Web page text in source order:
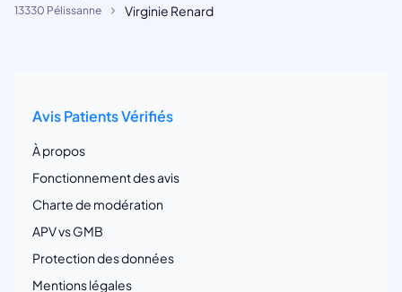
13330 Pélissanne
Virginie Renard
Avis Patients Vérifiés
À propos
Fonctionnement des avis
Charte de modération
APV vs GMB
Protection des données
Mentions légales